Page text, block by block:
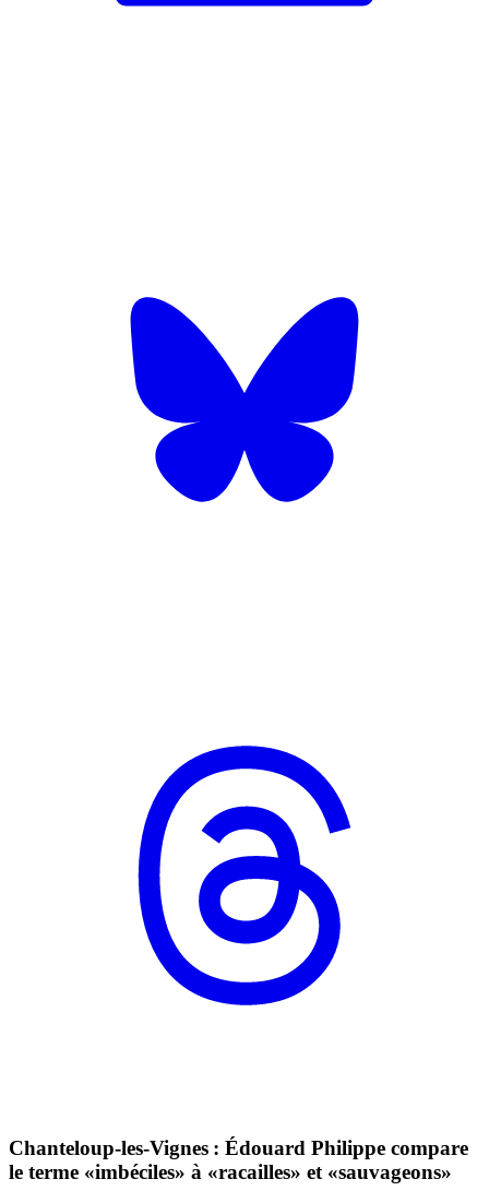
Chanteloup-les-Vignes : Édouard Philippe compare
le terme «imbéciles» à «racailles» et «sauvageons»